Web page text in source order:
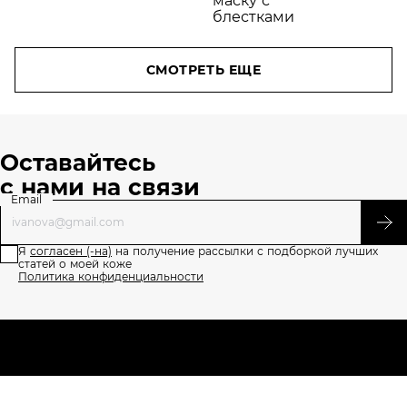
СМОТРЕТЬ ЕЩЕ
Оставайтесь
с нами на связи
Email
Я согласен (-на) на получение рассылки с подборкой лучших
статей о моей коже
Политика конфиденциальности